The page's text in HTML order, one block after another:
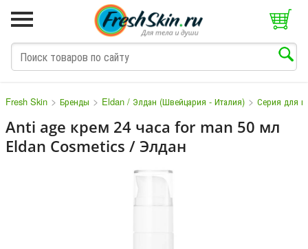
Fresh Skin > Бренды > Eldan / Элдан (Швейцария - Италия) > Серия для
Anti age крем 24 часа for man 50 мл
Eldan Cosmetics / Элдан